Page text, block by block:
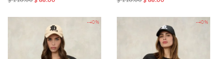
-40% -40%